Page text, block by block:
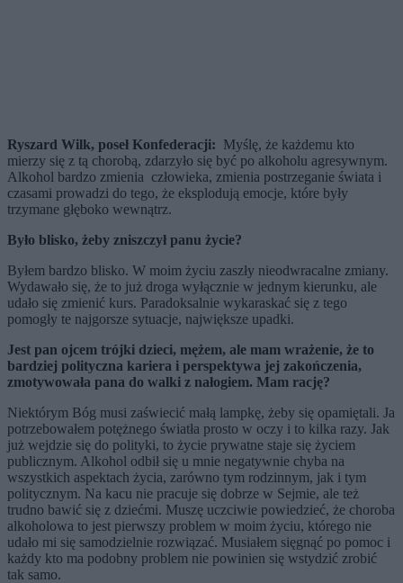
Ryszard Wilk, poseł Konfederacji: Myślę, że każdemu kto
mierzy się z tą chorobą, zdarzyło się być po alkoholu agresywnym.
Alkohol bardzo zmienia człowieka, zmienia postrzeganie świata i
czasami prowadzi do tego, że eksplodują emocje, które były
trzymane głęboko wewnątrz.
Było blisko, żeby zniszczył panu życie?
Byłem bardzo blisko. W moim życiu zaszły nieodwracalne zmiany.
Wydawało się, że to już droga wyłącznie w jednym kierunku, ale
udało się zmienić kurs. Paradoksalnie wykaraskać się z tego
pomogły te najgorsze sytuacje, największe upadki.
Jest pan ojcem trójki dzieci, mężem, ale mam wrażenie, że to
bardziej polityczna kariera i perspektywa jej zakończenia,
zmotywowała pana do walki z nałogiem. Mam rację?
Niektórym Bóg musi zaświecić małą lampkę, żeby się opamiętali. Ja
potrzebowałem potężnego światła prosto w oczy i to kilka razy. Jak
już wejdzie się do polityki, to życie prywatne staje się życiem
publicznym. Alkohol odbił się u mnie negatywnie chyba na
wszystkich aspektach życia, zarówno tym rodzinnym, jak i tym
politycznym. Na kacu nie pracuje się dobrze w Sejmie, ale też
trudno bawić się z dziećmi. Muszę uczciwie powiedzieć, że choroba
alkoholowa to jest pierwszy problem w moim życiu, którego nie
udało mi się samodzielnie rozwiązać. Musiałem sięgnąć po pomoc i
każdy kto ma podobny problem nie powinien się wstydzić zrobić
tak samo.